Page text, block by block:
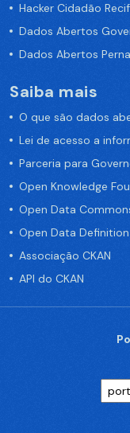
Hacker Cidadão
Dados Abertos
Dados Abertos
Saiba mais
O que são dados
Lei de acesso a
Parceria para
Open Knowledge
Open Data
Open Data Definition
Associação CKAN
API do CKAN